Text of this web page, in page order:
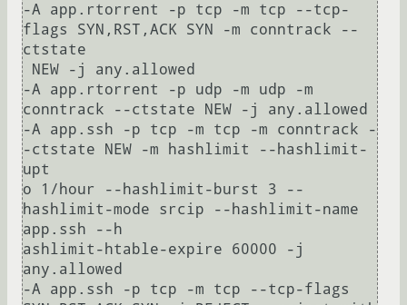
-A app.rtorrent -p tcp -m tcp --tcp-
flags SYN,RST,ACK SYN -m conntrack --
ctstate
-A app.rtorrent -p udp -m udp -m
conntrack --ctstate NEW -j any.allowed
-A app.ssh -p tcp -m tcp -m conntrack -
-ctstate NEW -m hashlimit --hashlimit-
upt
o 1/hour --hashlimit-burst 3 --
hashlimit-mode srcip --hashlimit-name
app.ssh --h
ashlimit-htable-expire 60000 -j
any.allowed
-A app.ssh -p tcp -m tcp --tcp-flags